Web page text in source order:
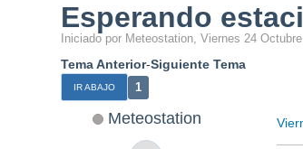
Esperando
Iniciado por Meteostation, Viernes 24
Tema Anterior-Siguiente Tema
IR ABAJO 1
Meteostation